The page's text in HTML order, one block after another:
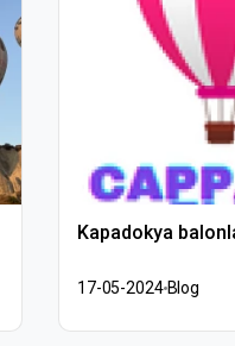
Kapadokya
17-05-2024Blog